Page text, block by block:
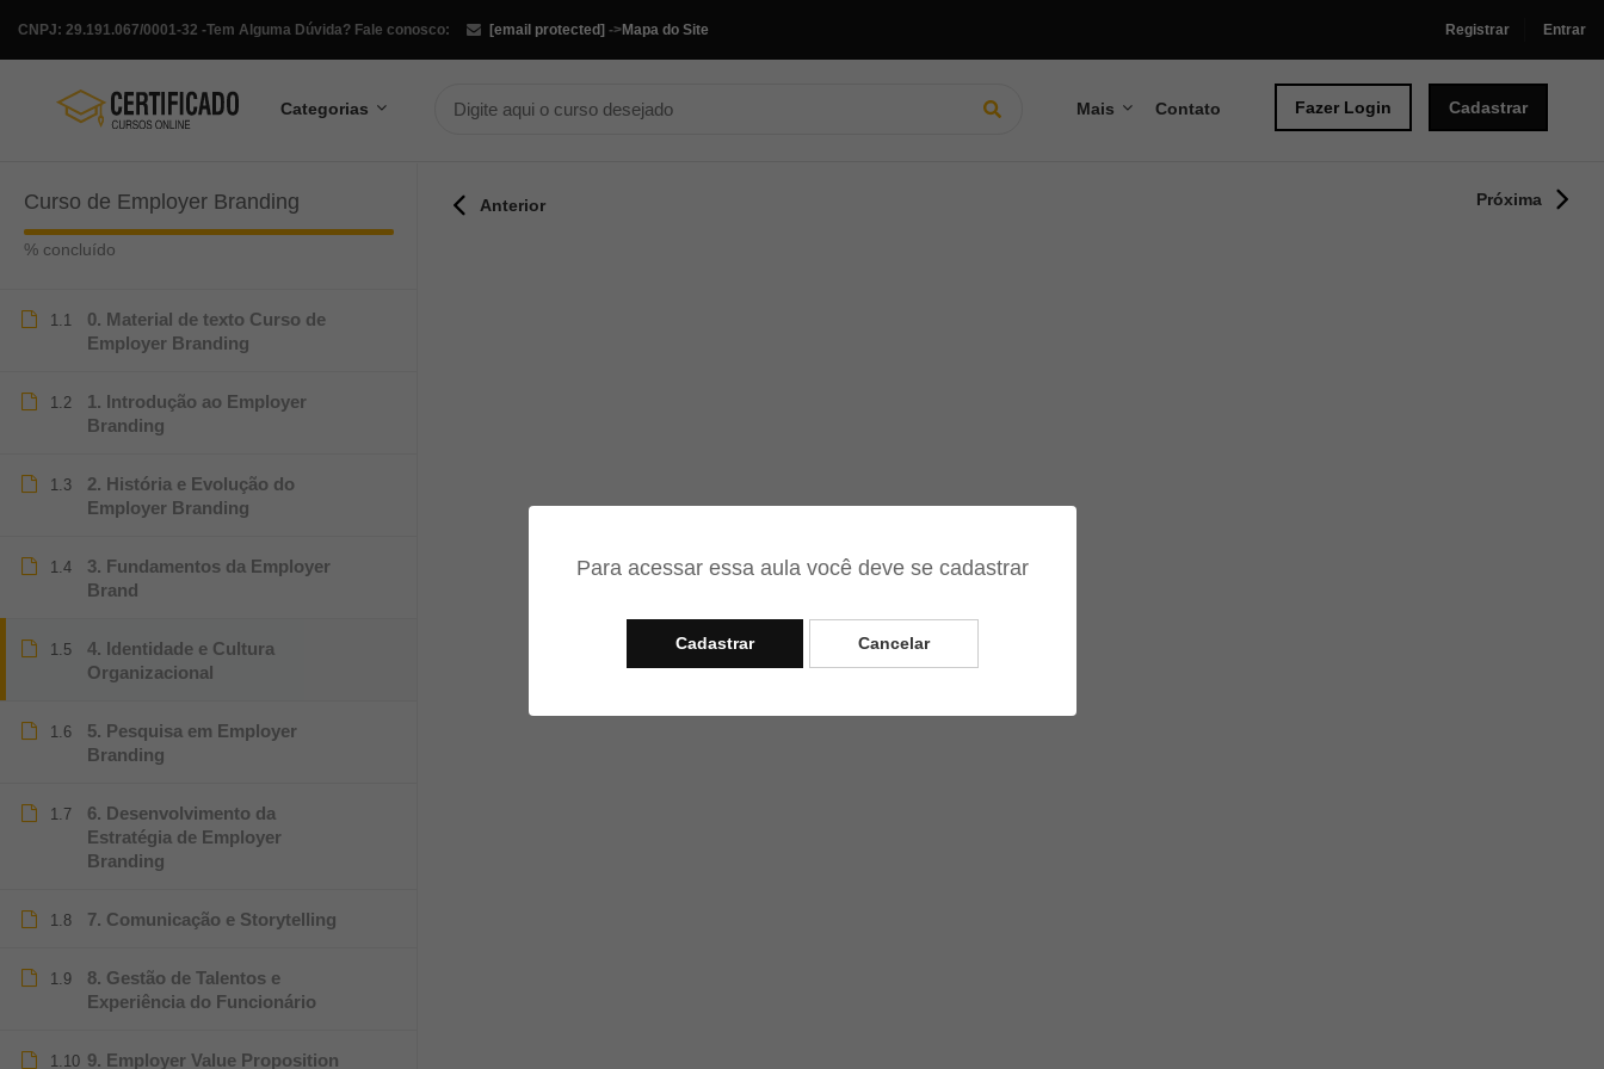
Para acessar essa aula você deve se cadastrar
Cadastrar Cancelar
Tem Alguma Dúvida? Fale conosco: [email protected]
CNPJ: 29.191.067/0001-32 - ->Mapa do Site Registrar Entrar
Categorias Mais Contato Fazer Login Cadastrar
Curso de Employer Branding
% concluído
1.1
0. Material de texto Curso de
Employer Branding
1.2
1. Introdução ao Employer
Branding
1.3
2. História e Evolução do
Employer Branding
1.4
3. Fundamentos da Employer
Brand
1.5
4. Identidade e Cultura
Organizacional
1.6
5. Pesquisa em Employer
Branding
1.7
6. Desenvolvimento da
Estratégia de Employer
Branding
1.8 7. Comunicação e Storytelling
1.9
8. Gestão de Talentos e
Experiência do Funcionário
1.10 9. Employer Value Proposition
Anterior Próxima